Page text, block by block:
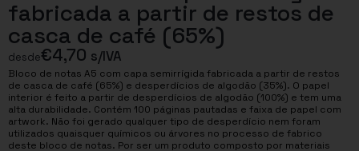
fabricada a partir de restos de
casca de café (65%)
desde€4,70 s/IVA
Bloco de notas A5 com capa semirrígida fabricada a partir de restos
de casca de café (65%) e desperdícios de algodão (35%). O papel
interior é feito a partir de desperdícios de algodão (100%) e tem uma
alta durabilidade. Contém 100 páginas pautadas e faixa de papel com
artwork. Não foi gerado qualquer tipo de desperdício nem foram
utilizados quaisquer químicos ou árvores no processo de fabrico
deste bloco de notas. Por ser um produto composto por materiais